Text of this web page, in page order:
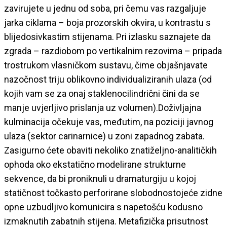
zavirujete u jednu od soba, pri čemu vas razgaljuje
jarka ciklama – boja prozorskih okvira, u kontrastu s
blijedosivkastim stijenama. Pri izlasku saznajete da
zgrada – razdiobom po vertikalnim rezovima – pripada
trostrukom vlasničkom sustavu, čime objašnjavate
nazočnost triju oblikovno individualiziranih ulaza (od
kojih vam se za onaj staklenocilindrični čini da se
manje uvjerljivo prislanja uz volumen).Doživljajna
kulminacija očekuje vas, međutim, na poziciji javnog
ulaza (sektor carinarnice) u zoni zapadnog zabata.
Zasigurno ćete obaviti nekoliko znatiželjno-analitičkih
ophoda oko ekstatično modelirane strukturne
sekvence, da bi proniknuli u dramaturgiju u kojoj
statičnost točkasto perforirane slobodnostojeće zidne
opne uzbudljivo komunicira s napetošću kodusno
izmaknutih zabatnih stijena. Metafizička prisutnost